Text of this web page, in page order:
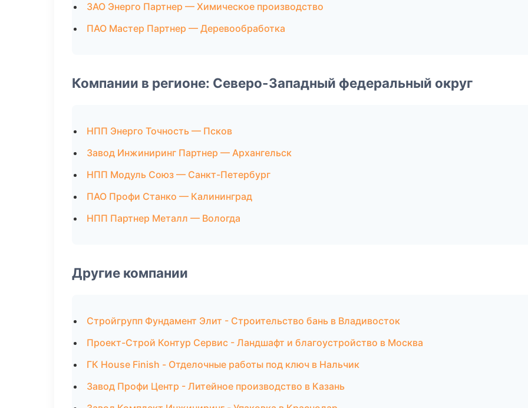
ЗАО Энерго Партнер — Химическое производство
ПАО Мастер Партнер — Деревообработка
Компании в регионе: Северо-Западный федеральный округ
НПП Энерго Точность — Псков
Завод Инжиниринг Партнер — Архангельск
НПП Модуль Союз — Санкт-Петербург
ПАО Профи Станко — Калининград
НПП Партнер Металл — Вологда
Другие компании
Стройгрупп Фундамент Элит - Строительство бань в Владивосток
Проект-Строй Контур Сервис - Ландшафт и благоустройство в Москва
ГК House Finish - Отделочные работы под ключ в Нальчик
Завод Профи Центр - Литейное производство в Казань